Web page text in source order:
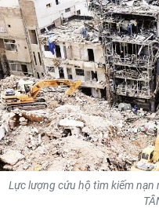
THỂ THAO
GIÁO DỤC
Y TẾ
KHOA HỌC - CÔNG
MÔI TRƯỜNG
Lực lượng cứu hộ tìm kiếm nạn